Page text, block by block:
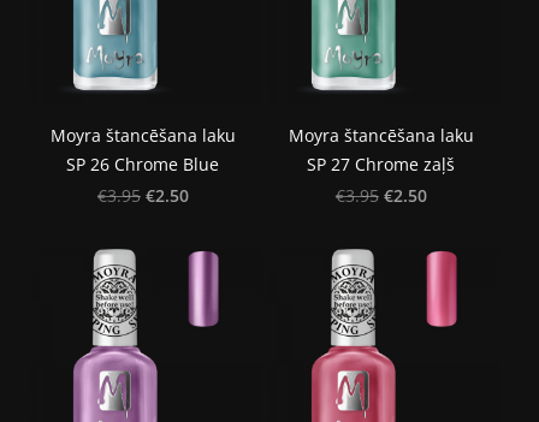
Moyra štancēšana laku
SP 26 Chrome Blue
€3.95 €2.50
Moyra štancēšana laku
SP 27 Chrome zaļš
€3.95 €2.50